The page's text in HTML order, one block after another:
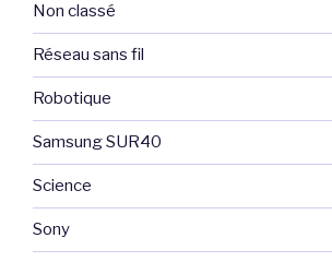
Non classé
Réseau sans fil
Robotique
Samsung SUR40
Science
Sony